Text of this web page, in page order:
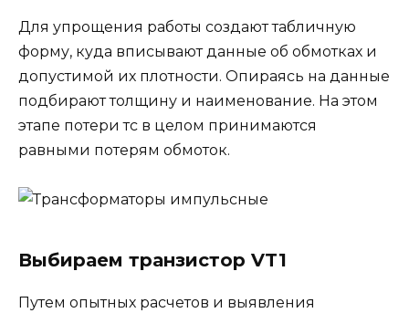
Для упрощения работы создают табличную
форму, куда вписывают данные об обмотках и
допустимой их плотности. Опираясь на данные
подбирают толщину и наименование. На этом
этапе потери тс в целом принимаются
равными потерям обмоток.
Выбираем транзистор VT1
Путем опытных расчетов и выявления